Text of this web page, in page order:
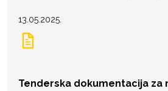
13.05.2025.
Tenderska dokumentacija za